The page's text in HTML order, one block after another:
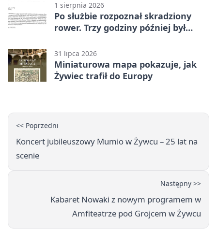
1 sierpnia 2026
Po służbie rozpoznał skradziony
rower. Trzy godziny później był
31 lipca 2026
Miniaturowa mapa pokazuje, jak
Żywiec trafił do Europy
<< Poprzedni
Koncert jubileuszowy Mumio w Żywcu – 25 lat na
scenie
Następny >>
Kabaret Nowaki z nowym programem w
Amfiteatrze pod Grojcem w Żywcu